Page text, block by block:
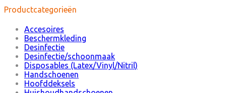
Productcategorieën
Accesoires
Beschermkleding
Desinfectie
Desinfectie/schoonmaak
Disposables (Latex/Vinyl/Nitril)
Handschoenen
Hoofddeksels